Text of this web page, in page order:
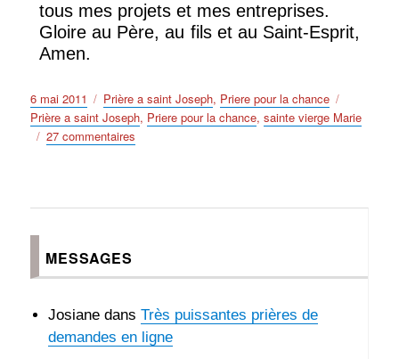
tous mes projets et mes entreprises.
Gloire au Père, au fils et au Saint-Esprit,
Amen.
Publié
le
6 mai 2011 Catégories
Prière a saint Joseph, Priere pour la chance
Prière a saint Joseph, Priere pour la chance,sainte vierge Marie
27 commentaires
chance
MESSAGES
Josiane dansTrès puissantes prières de
demandes en ligne